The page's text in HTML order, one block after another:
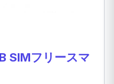
SIMフリースマ